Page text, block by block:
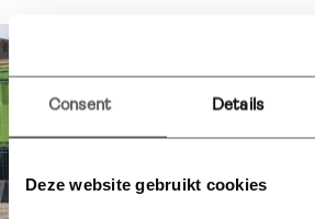
Consent Details
Deze website gebruikt cookies